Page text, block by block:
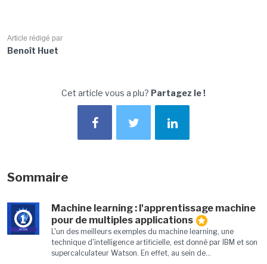
Article rédigé par
Benoît Huet
Cet article vous a plu? Partagez le !
Sommaire
1
Machine learning : l'apprentissage machine
pour de multiples applications
L'un des meilleurs exemples du machine learning, une
technique d'intelligence artificielle, est donné par IBM et son
supercalculateur Watson. En effet, au sein de...